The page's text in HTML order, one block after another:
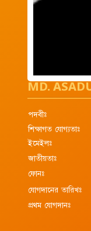
MD.
পদবীঃ
শিক্ষাগত যোগ্যতাঃ
ইমেইলঃ
জাতীয়তাঃ
ফোনঃ
যোগদানের তারিখঃ
প্রথম যোগদানঃ